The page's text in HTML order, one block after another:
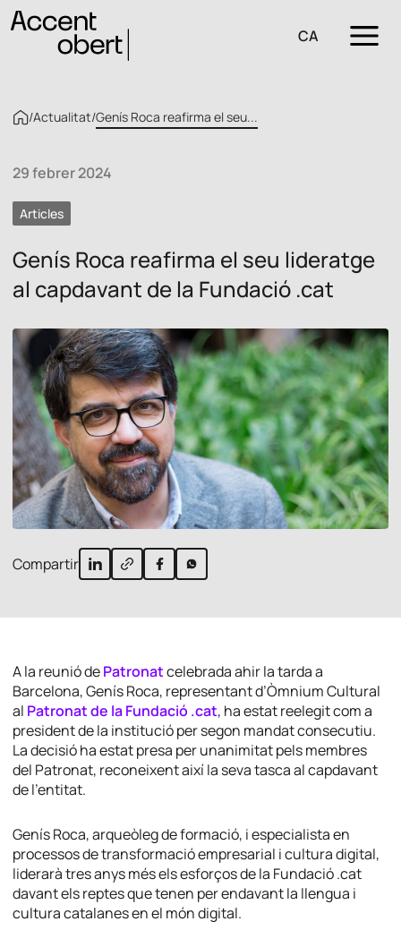
CA
/Actualitat/Genís Roca reafirma el seu...
29 febrer 2024
Articles
Genís Roca reafirma el seu lideratge
al capdavant de la Fundació .cat
Compartir
A la reunió dePatronatcelebrada ahir la tarda a
Barcelona, Genís Roca, representant d’Òmnium Cultural
al Patronat de la Fundació .cat, ha estat reelegit com a
president de la institució per segon mandat consecutiu.
La decisió ha estat presa per unanimitat pels membres
del Patronat, reconeixent així la seva tasca al capdavant
de l’entitat.
Genís Roca, arqueòleg de formació, i especialista en
processos de transformació empresarial i cultura digital,
liderarà tres anys més els esforços de la Fundació .cat
davant els reptes que tenen per endavant la llengua i
cultura catalanes en el món digital.